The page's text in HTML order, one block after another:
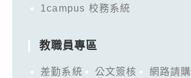
1campus 校務系統
教職員專區
差勤系統 公文簽核
網路請購